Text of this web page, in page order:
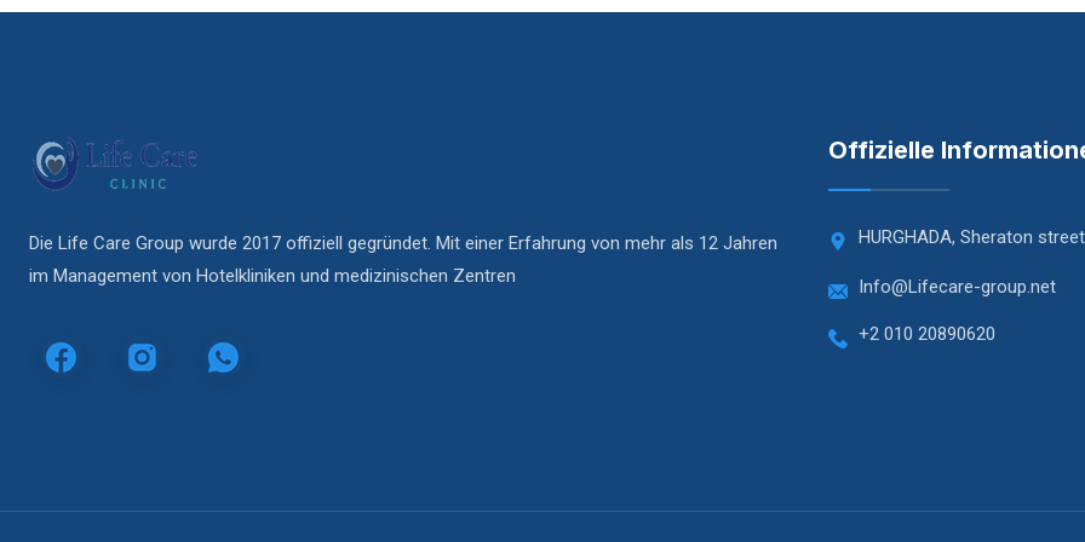
Die Life Care Group wurde 2017 offiziell gegründet. Mit einer Erfahrung von mehr als 12 Jahren
im Management von Hotelkliniken und medizinischen Zentren
Offizielle
HURGHADA, Sheraton street
Info@Lifecare-group.net
+2 010 20890620